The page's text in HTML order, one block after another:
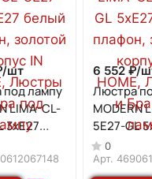
шт
лампу
LIMA-CL-
3хЕ27
корпус IN
6 552 ₽/
Люстра
MODERN
5E27-GL
белый
золотой
0
Арт.